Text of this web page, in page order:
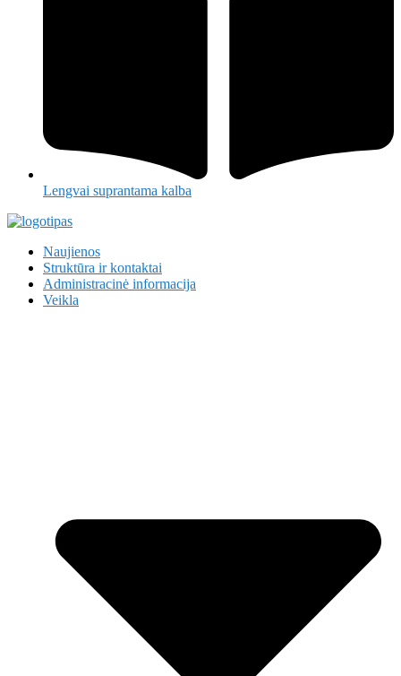
Lengvai suprantama kalba
Naujienos
Struktūra ir kontaktai
Administracinė informacija
Veikla